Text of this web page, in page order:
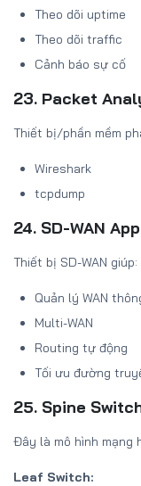
Theo dõi uptime
Theo dõi traffic
Cảnh báo sự cố
23. Packet
Thiết bị/phần mềm
Wireshark
tcpdump
24. SD-WAN
Thiết bị SD-WAN giúp:
Quản lý WAN
Multi-WAN
Routing tự động
Tối ưu đường
25. Spine
Đây là mô hình mạng
Leaf Switch: